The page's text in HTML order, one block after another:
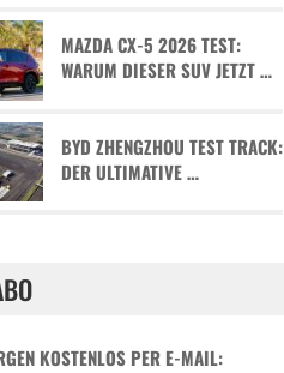
MAZDA CX-5 2026 TEST:
WARUM DIESER SUV JETZT …
BYD ZHENGZHOU TEST TRACK:
DER ULTIMATIVE …
KOSTENLOS PER E-MAIL: